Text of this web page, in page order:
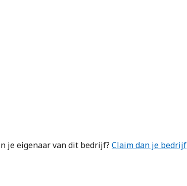
je eigenaar van dit bedrijf? Claim dan je bedrijf